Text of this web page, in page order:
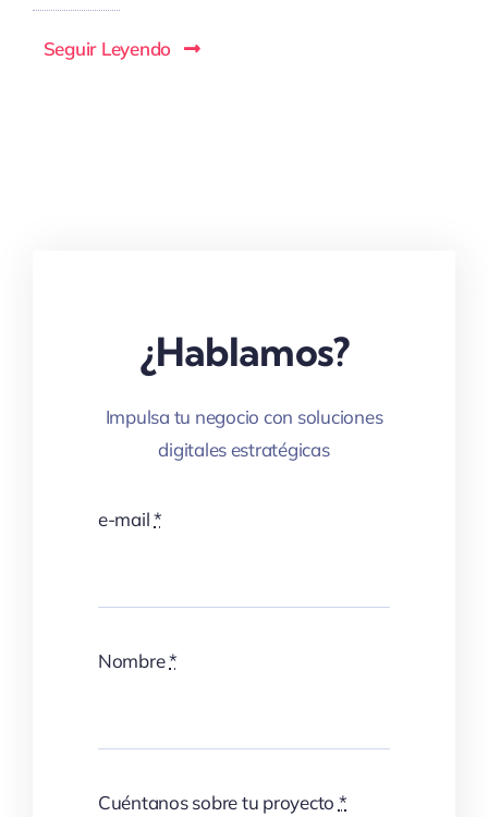
Seguir Leyendo
¿Hablamos?
Impulsa tu negocio con soluciones
digitales estratégicas
e-mail*
Nombre*
Cuéntanos sobre tu proyecto *